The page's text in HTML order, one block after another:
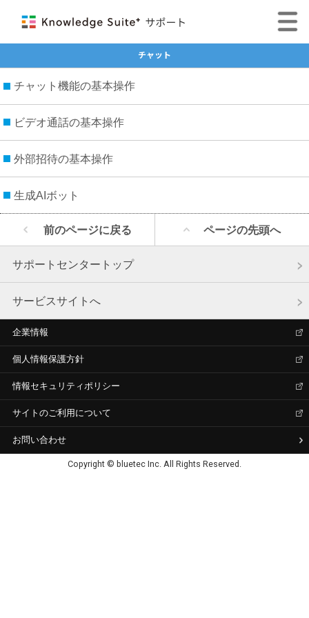
チャット
チャット機能の基本操作
ビデオ通話の基本操作
外部招待の基本操作
生成AIボット
前のページに戻る ページの先頭へ
サポートセンタートップ
サービスサイトへ
企業情報
個人情報保護方針
情報セキュリティポリシー
サイトのご利用について
お問い合わせ
Copyright © bluetec Inc. All Rights Reserved.